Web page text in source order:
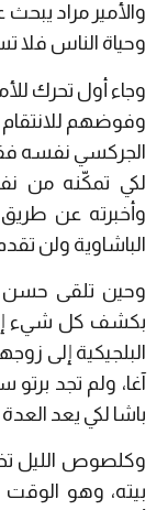
والأمير مراد يبحث
وحياة الناس فلا
وجاء أول تحرك
وفوضهم
الجركسي نفسه
لكي تمكّنه من
وأخبرته عن
الباشاوية ولن
وحين تلقى حسن
بكشف كل شيء إن
البلجيكية إلى
آغا، ولم تجد
باشا لكي يعد
وكلصوص الليل
بيته، وهو الوقت